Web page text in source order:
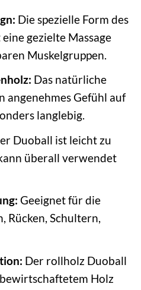
Die spezielle Form des
gezielte Massage
Muskelgruppen.
Das natürliche
angenehmes Gefühl auf
langlebig.
Duoball ist leicht zu
überall verwendet
Geeignet für die
Rücken, Schultern,
Der rollholz Duoball
Holz